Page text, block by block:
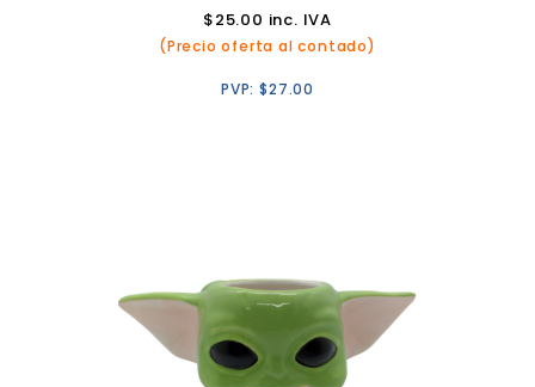
$25.00 inc. IVA
(Precio oferta al contado)
PVP:$27.00